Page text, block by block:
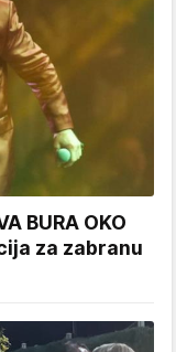
BURA OKO
za zabranu